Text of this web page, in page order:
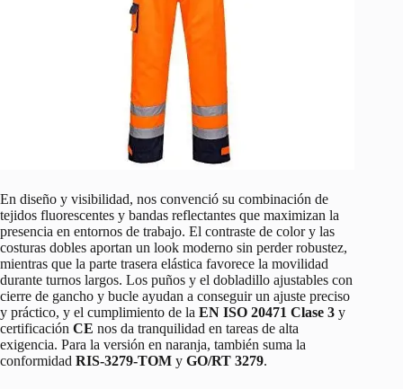
En diseño y visibilidad, nos convenció su combinación de
tejidos fluorescentes y bandas reflectantes que maximizan la
presencia en entornos de trabajo. El contraste de color y las
costuras dobles aportan un look moderno sin perder robustez,
mientras que la parte trasera elástica favorece la movilidad
durante turnos largos. Los puños y el dobladillo ajustables con
cierre de gancho y bucle ayudan a conseguir un ajuste preciso
y práctico, y el cumplimiento de la EN ISO 20471 Clase 3 y
certificación CE nos da tranquilidad en tareas de alta
exigencia. Para la versión en naranja, también suma la
conformidad RIS-3279-TOM y GO/RT 3279.